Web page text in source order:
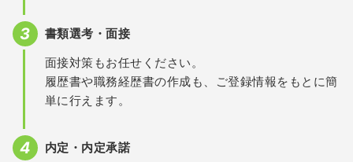
書類選考・面接
面接対策もお任せください。
履歴書や職務経歴書の作成も、ご登録情報をもとに簡
単に行えます。
内定・内定承諾